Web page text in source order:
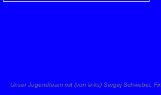
Unser Jugendteam mit (von links) Sergej Schwebel,